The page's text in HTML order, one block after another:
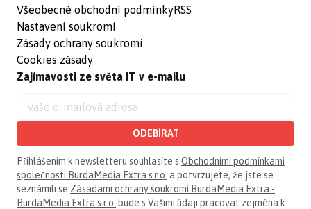
Všeobecné obchodní podmínky
Nastavení soukromí
Zásady ochrany soukromí
Cookies zásady
RSS
Zajímavosti ze světa IT v e-mailu
ODEBÍRAT
Přihlášením k newsletteru souhlasíte s Obchodními podmínkami
společnosti BurdaMedia Extra s.r.o. a potvrzujete, že jste se
seznámili se Zásadami ochrany soukromí BurdaMedia Extra -
BurdaMedia Extra s.r.o. bude s Vašimi údaji pracovat zejména k